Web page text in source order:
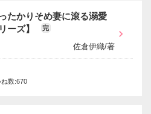
たかりそめ妻に滾る溺愛
ーズ】
完
佐倉伊織/著
数:670